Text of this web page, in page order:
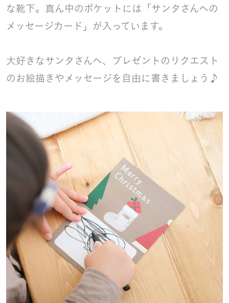
な靴下。真ん中のポケットには「サンタさんへの
メッセージカード」が入っています。
大好きなサンタさんへ、プレゼントのリクエスト
のお絵描きやメッセージを自由に書きましょう♪